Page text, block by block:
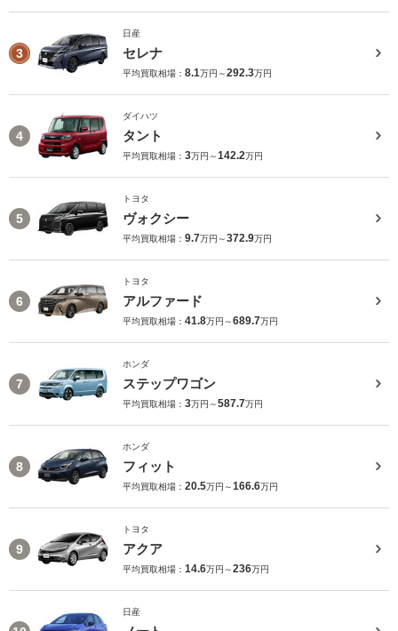
3
日産
セレナ
平均買取相場： 8.1万円～292.3万円
4
ダイハツ
タント
平均買取相場： 3万円～142.2万円
5
トヨタ
ヴォクシー
平均買取相場： 9.7万円～372.9万円
6
トヨタ
アルファード
平均買取相場： 41.8万円～689.7万円
7
ホンダ
ステップワゴン
平均買取相場： 3万円～587.7万円
8
ホンダ
フィット
平均買取相場： 20.5万円～166.6万円
9
トヨタ
アクア
平均買取相場： 14.6万円～236万円
日産